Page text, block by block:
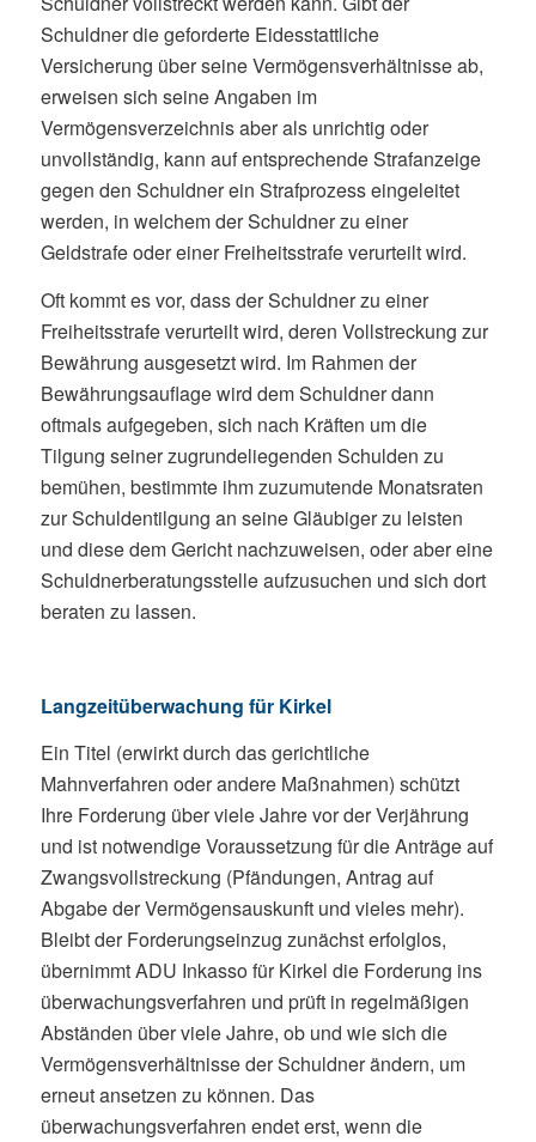
Schuldner die geforderte Eidesstattliche
Versicherung über seine Vermögensverhältnisse ab,
erweisen sich seine Angaben im
Vermögensverzeichnis aber als unrichtig oder
unvollständig, kann auf entsprechende Strafanzeige
gegen den Schuldner ein Strafprozess eingeleitet
werden, in welchem der Schuldner zu einer
Geldstrafe oder einer Freiheitsstrafe verurteilt wird.
Oft kommt es vor, dass der Schuldner zu einer
Freiheitsstrafe verurteilt wird, deren Vollstreckung zur
Bewährung ausgesetzt wird. Im Rahmen der
Bewährungsauflage wird dem Schuldner dann
oftmals aufgegeben, sich nach Kräften um die
Tilgung seiner zugrundeliegenden Schulden zu
bemühen, bestimmte ihm zuzumutende Monatsraten
zur Schuldentilgung an seine Gläubiger zu leisten
und diese dem Gericht nachzuweisen, oder aber eine
Schuldnerberatungsstelle aufzusuchen und sich dort
beraten zu lassen.
Langzeitüberwachung für Kirkel
Ein Titel (erwirkt durch das gerichtliche
Mahnverfahren oder andere Maßnahmen) schützt
Ihre Forderung über viele Jahre vor der Verjährung
und ist notwendige Voraussetzung für die Anträge auf
Zwangsvollstreckung (Pfändungen, Antrag auf
Abgabe der Vermögensauskunft und vieles mehr).
Bleibt der Forderungseinzug zunächst erfolglos,
übernimmt ADU Inkasso für Kirkel die Forderung ins
überwachungsverfahren und prüft in regelmäßigen
Abständen über viele Jahre, ob und wie sich die
Vermögensverhältnisse der Schuldner ändern, um
erneut ansetzen zu können. Das
überwachungsverfahren endet erst, wenn die